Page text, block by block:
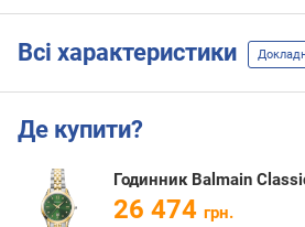
Всі характеристики
Де купити?
Годинник Balmain
26 474 грн.